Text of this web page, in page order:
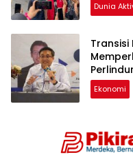
Dunia
Transisi
Ekonomi